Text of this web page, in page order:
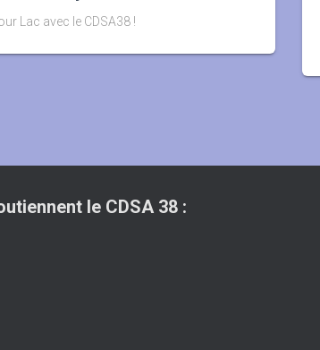
Lac avec le CDSA38 !
le CDSA 38 :